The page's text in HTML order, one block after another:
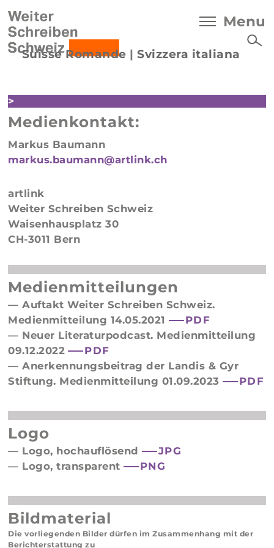
Suisse Romande |Svizzera italiana
Menu
>
Medienkontakt:
Markus Baumann
markus.baumann@artlink.ch
artlink
Weiter Schreiben Schweiz
Waisenhausplatz 30
CH-3011 Bern
Medienmitteilungen
— Auftakt Weiter Schreiben Schweiz.
Medienmitteilung 14.05.2021
PDF
— Neuer Literaturpodcast. Medienmitteilung
09.12.2022
PDF
— Anerkennungsbeitrag der Landis & Gyr
Stiftung. Medienmitteilung 01.09.2023
PDF
Logo
— Logo, hochauflösend
JPG
— Logo, transparent
PNG
Bildmaterial
Die vorliegenden Bilder dürfen im Zusammenhang mit der
Berichterstattung zu